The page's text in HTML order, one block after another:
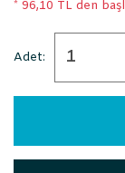
* 96,10 TL den
Adet: